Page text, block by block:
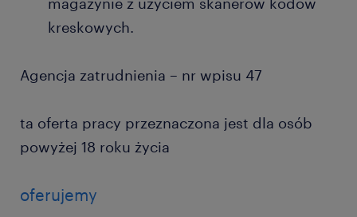
kreskowych.
Agencja zatrudnienia – nr wpisu 47
ta oferta pracy przeznaczona jest dla osób
powyżej 18 roku życia
oferujemy